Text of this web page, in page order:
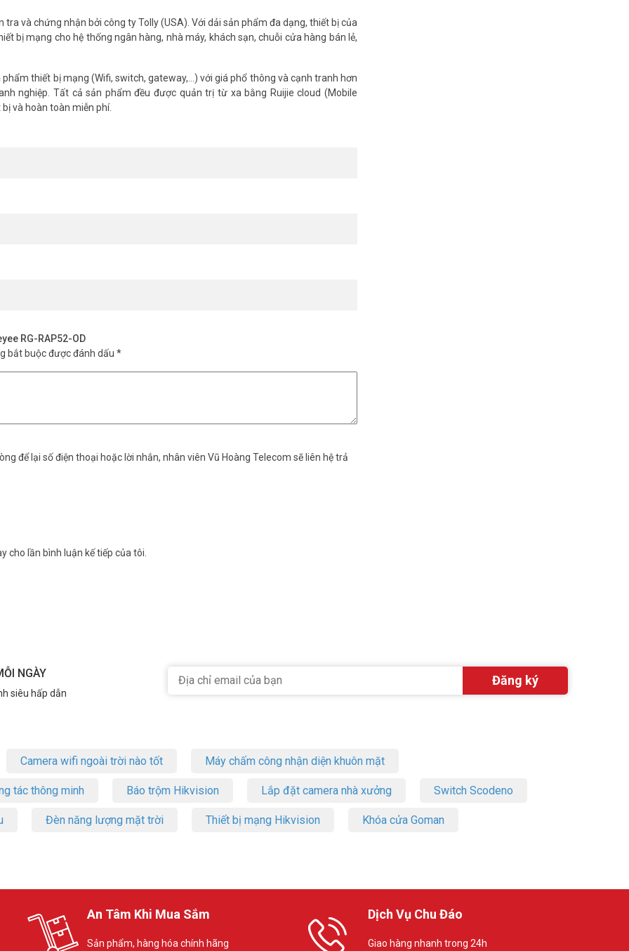
và chứng nhận bởi công ty Tolly (USA). Với dải sản phẩm đa dạng, thiết bị của
bị mạng cho hệ thống ngân hàng, nhà máy, khách sạn, chuỗi cửa hàng bán lẻ,
thiết bị mạng (Wifi, switch, gateway,...) với giá phổ thông và cạnh tranh hơn
nghiệp. Tất cả sản phẩm đều được quản trị từ xa bằng Ruijie cloud (Mobile
và hoàn toàn miễn phí.
RG-RAP52-OD
bắt buộc được đánh dấu *
để lại số điện thoại hoặc lời nhắn, nhân viên Vũ Hoàng Telecom sẽ liên hệ trả
cho lần bình luận kế tiếp của tôi.
NGÀY
siêu hấp dẫn
Camera wifi ngoài trời nào tốt Máy chấm công nhận diện khuôn mặt
tác thông minh Báo trộm Hikvision Lắp đặt camera nhà xưởng Switch Scodeno
Đèn năng lượng mặt trời Thiết bị mạng Hikvision Khóa cửa Goman
An Tâm Khi Mua Sắm
Sản phẩm, hàng hóa chính hãng
Dịch Vụ Chu Đáo
Giao hàng nhanh trong 24h